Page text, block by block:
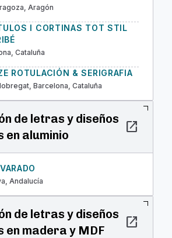
Aragón
I CORTINAS TOT STIL
Cataluña
ROTULACIÓN & SERIGRAFIA
Barcelona, Cataluña
de letras y diseños
en aluminio
open_in_new
Andalucía
de letras y diseños
en madera y MDF
open_in_new